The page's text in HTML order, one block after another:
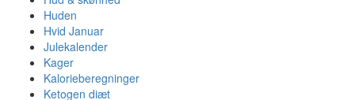
Huden
Hvid Januar
Julekalender
Kager
Kalorieberegninger
Ketogen diæt